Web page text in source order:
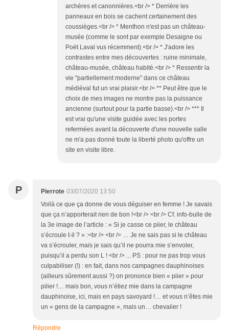
archères et canonnières.<br /> * Derrière les
panneaux en bois se cachent certainement des
coussièges.<br /> * Menthon n'est pas un château-
musée (comme le sont par exemple Desaigne ou
Poët Laval vus récemment).<br /> * J'adore les
contrastes entre mes découvertes : ruine minimale,
château-musée, château habité.<br /> * Ressentir la
vie "partiellement moderne" dans ce château
médiéval fut un vrai plaisir.<br /> ** Peut être que le
choix de mes images ne montre pas la puissance
ancienne (surtout pour la partie basse).<br /> *** Il
est vrai qu'une visite guidée avec les portes
refermées avant la découverte d'une nouvelle salle
ne m'a pas donné toute la liberté photo qu'offre un
site en visite libre.
P Pierrote 03/07/2020 13:50
Voilà ce que ça donne de vous déguiser en femme ! Je savais
que ça n’apporterait rien de bon !<br /> <br /> Cf. info-bulle de
la 3e image de l’article : « Si je casse ce piier, le château
s’écroule t-il ? » :<br /> <br /> … Je ne sais pas si le château
va s’écrouler, mais je sais qu’il ne pourra mie s’envoler,
puisqu’il a perdu son L ! <br /> ... PS : pour ne pas trop vous
culpabiliser (!) : en fait, dans nos campagnes dauphinoises
(ailleurs sûrement aussi ?) on prononce bien « piier » pour
pilier !… mais bon, vous n’étiez mie dans la campagne
dauphinoise, ici, mais en pays savoyard !… et vous n’êtes mie
un « gens de la campagne », mais un… chevaiier !
Répondre